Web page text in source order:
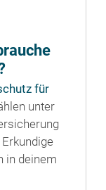
für
unter
in deinem